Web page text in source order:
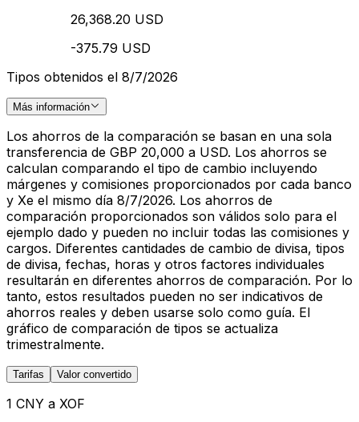
26,368.20 USD
-375.79 USD
Tipos obtenidos el 8/7/2026
Más información
Los ahorros de la comparación se basan en una sola
transferencia de GBP 20,000 a USD. Los ahorros se
calculan comparando el tipo de cambio incluyendo
márgenes y comisiones proporcionados por cada banco
y Xe el mismo día 8/7/2026. Los ahorros de
comparación proporcionados son válidos solo para el
ejemplo dado y pueden no incluir todas las comisiones y
cargos. Diferentes cantidades de cambio de divisa, tipos
de divisa, fechas, horas y otros factores individuales
resultarán en diferentes ahorros de comparación. Por lo
tanto, estos resultados pueden no ser indicativos de
ahorros reales y deben usarse solo como guía. El
gráfico de comparación de tipos se actualiza
trimestralmente.
Tarifas Valor convertido
1 CNY a XOF